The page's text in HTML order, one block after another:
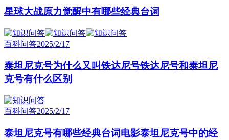
星球大战原力觉醒中有哪些经典台词
百科问答2025/2/17
泰坦尼克号为什么又叫铁达尼号铁达尼号和泰坦尼
克号有什么区别
百科问答2025/2/17
泰坦尼克号有哪些经典台词电影泰坦尼克号中的经